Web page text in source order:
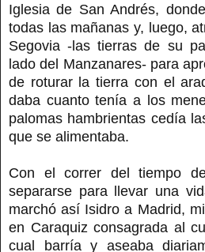
Iglesia de San Andrés,
todas las mañanas y, luego,
Segovia -las tierras de su
lado del Manzanares- para
de roturar la tierra con el
daba cuanto tenía a los
palomas hambrientas cedía
que se alimentaba.
Con el correr del tiempo
separarse para llevar una
marchó así Isidro a Madrid,
en Caraquiz consagrada al
cual barría y aseaba